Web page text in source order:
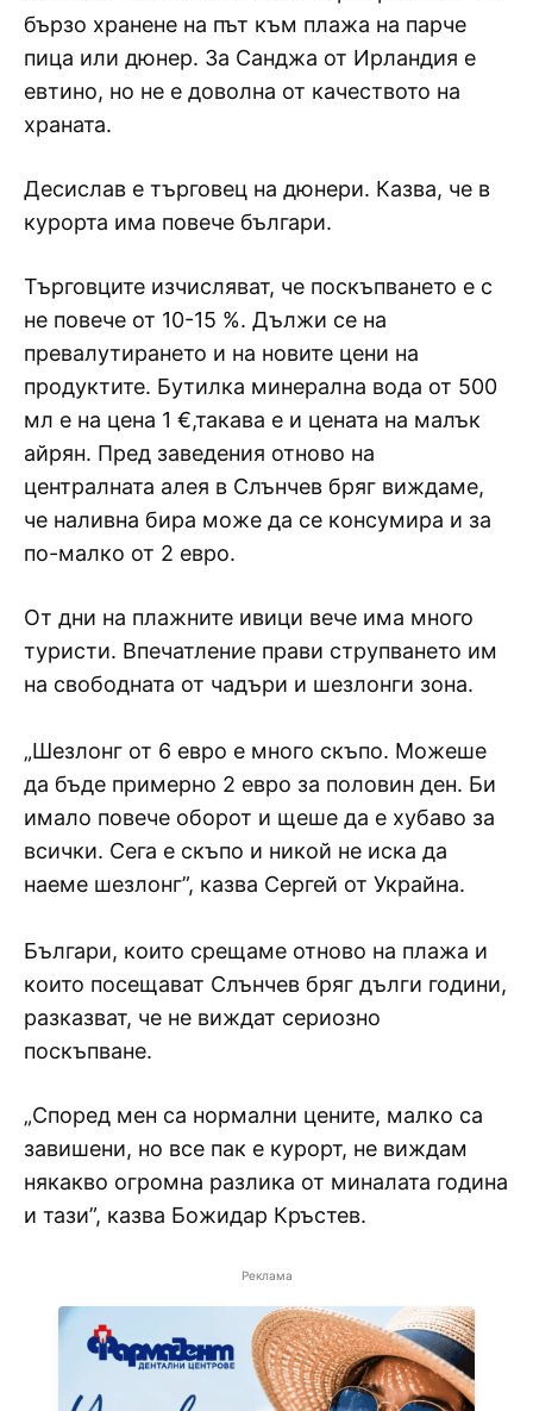
бързо хранене на път към плажа на парче
пица или дюнер. За Санджа от Ирландия е
евтино, но не е доволна от качеството на
храната.
Десислав е търговец на дюнери. Казва, че в
курорта има повече българи.
Търговците изчисляват, че поскъпването е с
не повече от 10-15 %. Дължи се на
превалутирането и на новите цени на
продуктите. Бутилка минерална вода от 500
мл е на цена 1 €,такава е и цената на малък
айрян. Пред заведения отново на
централната алея в Слънчев бряг виждаме,
че наливна бира може да се консумира и за
по-малко от 2 евро.
От дни на плажните ивици вече има много
туристи. Впечатление прави струпването им
на свободната от чадъри и шезлонги зона.
„Шезлонг от 6 евро е много скъпо. Можеше
да бъде примерно 2 евро за половин ден. Би
имало повече оборот и щеше да е хубаво за
всички. Сега е скъпо и никой не иска да
наеме шезлонг”, казва Сергей от Украйна.
Българи, които срещаме отново на плажа и
които посещават Слънчев бряг дълги години,
разказват, че не виждат сериозно
поскъпване.
„Според мен са нормални цените, малко са
завишени, но все пак е курорт, не виждам
някакво огромна разлика от миналата година
и тази”, казва Божидар Кръстев.
Реклама